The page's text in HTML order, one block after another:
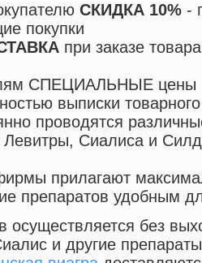
СКИДКА 10% -
покупки
при заказе
СПЕЦИАЛЬНЫЕ цены
выписки
проводятся
Левитры, Сиалиса и
прилагают
препаратов удобным
осуществляется без
и другие